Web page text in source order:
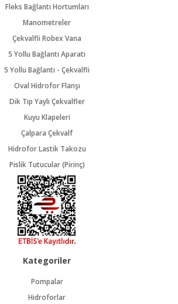
Fleks Bağlantı Hortumları
Manometreler
Çekvalfli Robex Vana
5 Yollu Bağlantı Aparatı
5 Yollu Bağlantı - Çekvalfli
Oval Hidrofor Flanşı
Dik Tip Yaylı Çekvalfler
Kuyu Klapeleri
Çalpara Çekvalf
Hidrofor Lastik Takozu
Pislik Tutucular (Pirinç)
Kategoriler
Pompalar
Hidroforlar